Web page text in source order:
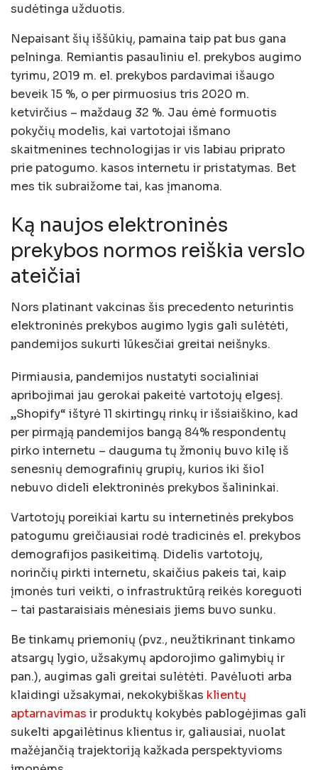
sudėtinga užduotis.
Nepaisant šių iššūkių, pamaina taip pat bus gana
pelninga. Remiantis pasauliniu el. prekybos augimo
tyrimu, 2019 m. el. prekybos pardavimai išaugo
beveik 15 %, o per pirmuosius tris 2020 m.
ketvirčius – maždaug 32 %. Jau ėmė formuotis
pokyčių modelis, kai vartotojai išmano
skaitmenines technologijas ir vis labiau priprato
prie patogumo. kasos internetu ir pristatymas. Bet
mes tik subraižome tai, kas įmanoma.
Ką naujos elektroninės
prekybos normos reiškia verslo
ateičiai
Nors platinant vakcinas šis precedento neturintis
elektroninės prekybos augimo lygis gali sulėtėti,
pandemijos sukurti lūkesčiai greitai neišnyks.
Pirmiausia, pandemijos nustatyti socialiniai
apribojimai jau gerokai pakeitė vartotojų elgesį.
„Shopify“ ištyrė 11 skirtingų rinkų ir išsiaiškino, kad
per pirmąją pandemijos bangą 84% respondentų
pirko internetu – dauguma tų žmonių buvo kilę iš
senesnių demografinių grupių, kurios iki šiol
nebuvo dideli elektroninės prekybos šalininkai.
Vartotojų poreikiai kartu su internetinės prekybos
patogumu greičiausiai rodė tradicinės el. prekybos
demografijos pasikeitimą. Didelis vartotojų,
norinčių pirkti internetu, skaičius pakeis tai, kaip
įmonės turi veikti, o infrastruktūrą reikės koreguoti
– tai pastaraisiais mėnesiais jiems buvo sunku.
Be tinkamų priemonių (pvz., neužtikrinant tinkamo
atsargų lygio, užsakymų apdorojimo galimybių ir
pan.), augimas gali greitai sulėtėti. Pavėluoti arba
klaidingi užsakymai, nekokybiškas klientų
aptarnavimas ir produktų kokybės pablogėjimas gali
sukelti apgailėtinus klientus ir, galiausiai, nuolat
mažėjančią trajektoriją kažkada perspektyvioms